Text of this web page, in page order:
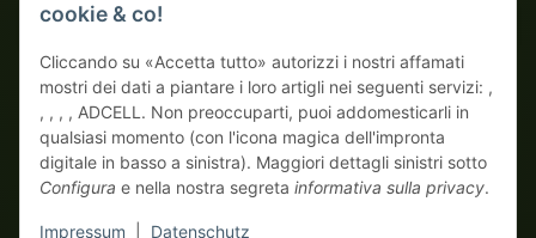
Su fattura
cookie & co!
Cliccando su «Accetta tutto» autorizzi i nostri affamati
mostri dei dati a piantare i loro artigli nei seguenti servizi: ,
, , , , ADCELL. Non preoccuparti, puoi addomesticarli in
qualsiasi momento (con l'icona magica dell'impronta
digitale in basso a sinistra). Maggiori dettagli sinistri sotto
Configura e nella nostra segreta informativa sulla privacy.
Impressum Datenschutz